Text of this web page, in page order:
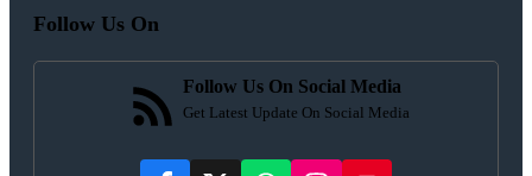
Follow Us On
Follow Us On Social Media
Get Latest Update On Social Media